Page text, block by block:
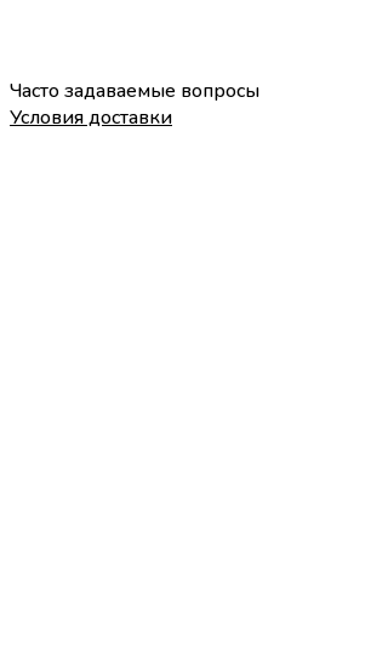
Часто задаваемые вопросы
Условия доставки